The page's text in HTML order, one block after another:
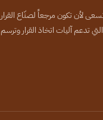
لأن تكون مرجعاً لصنّاع القرار
تدعم آليات اتخاذ القرار